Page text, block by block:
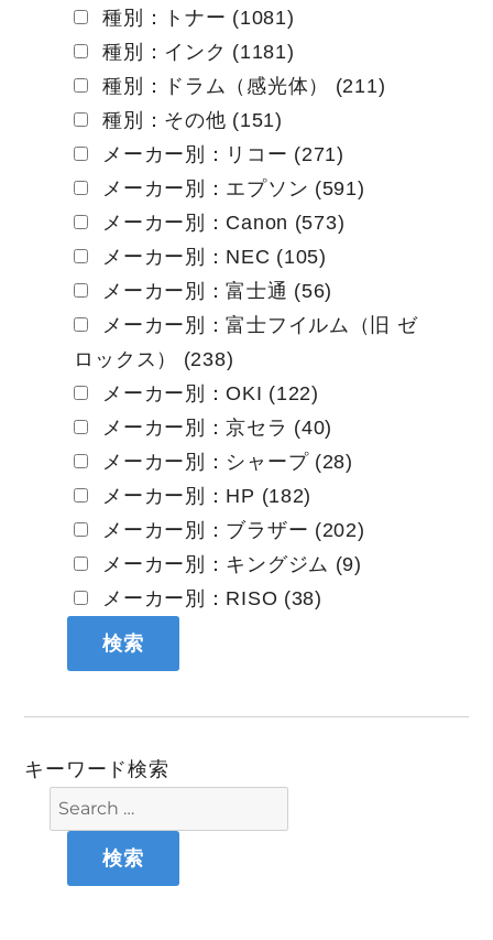
種別：トナー (1081)
種別：インク (1181)
種別：ドラム（感光体） (211)
種別：その他 (151)
メーカー別：リコー (271)
メーカー別：エプソン (591)
メーカー別：Canon (573)
メーカー別：NEC (105)
メーカー別：富士通 (56)
メーカー別：富士フイルム（旧 ゼ
ロックス） (238)
メーカー別：OKI (122)
メーカー別：京セラ (40)
メーカー別：シャープ (28)
メーカー別：HP (182)
メーカー別：ブラザー (202)
メーカー別：キングジム (9)
メーカー別：RISO (38)
キーワード検索